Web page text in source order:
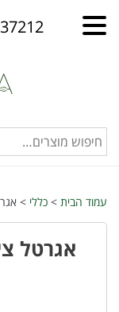
עמוד הבית > כללי >
אגרטל